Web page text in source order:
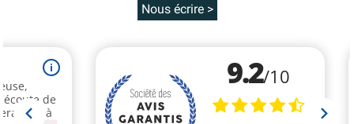
Nous écrire >